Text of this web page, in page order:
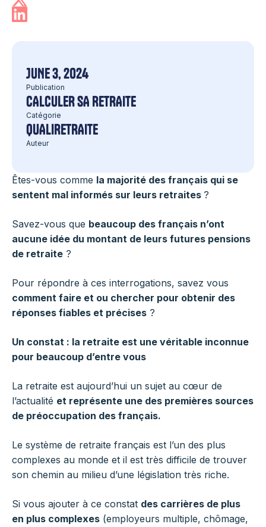
JUNE 3, 2024
Publication
CALCULER SA RETRAITE
Catégorie
QUALIRETRAITE
Auteur
Êtes-vous comme la majorité des français qui se
sentent mal informés sur leurs retraites ?
Savez-vous que beaucoup des français n’ont
aucune idée du montant de leurs futures pensions
de retraite ?
Pour répondre à ces interrogations, savez vous
comment faire et ou chercher pour obtenir des
réponses fiables et précises ?
Un constat : la retraite est une véritable inconnue
pour beaucoup d’entre vous
La retraite est aujourd’hui un sujet au cœur de
l’actualité et représente une des premières sources
de préoccupation des français.
Le système de retraite français est l’un des plus
complexes au monde et il est très difficile de trouver
son chemin au milieu d’une législation très riche.
Si vous ajouter à ce constat des carrières de plus
en plus complexes (employeurs multiple, chômage,